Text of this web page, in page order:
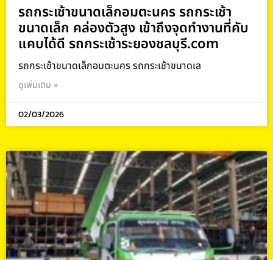
รถกระเช้าขนาดเล็กอมตะนคร รถกระเช้า
ขนาดเล็ก คล่องตัวสูง เข้าถึงจุดทำงานที่คับ
แคบได้ดี รถกระเช้าระยองชลบุรี.com
รถกระเช้าขนาดเล็กอมตะนคร รถกระเช้าขนาดเล
ดูเพิ่มเติม »
02/03/2026